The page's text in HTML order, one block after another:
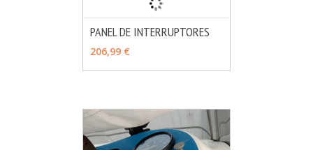
PANEL DE INTERRUPTORES
206,99 €